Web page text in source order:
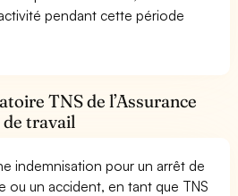
pendant cette période
TNS de l’Assurance
de travail
indemnisation pour un arrêt de
ou un accident, en tant que TNS